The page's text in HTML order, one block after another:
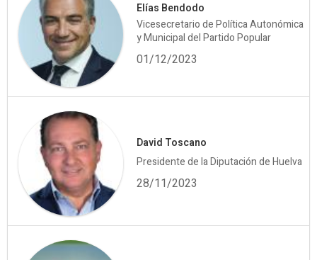
Elías Bendodo
Vicesecretario de Política Autonómica
y Municipal del Partido Popular
01/12/2023
David Toscano
Presidente de la Diputación de Huelva
28/11/2023